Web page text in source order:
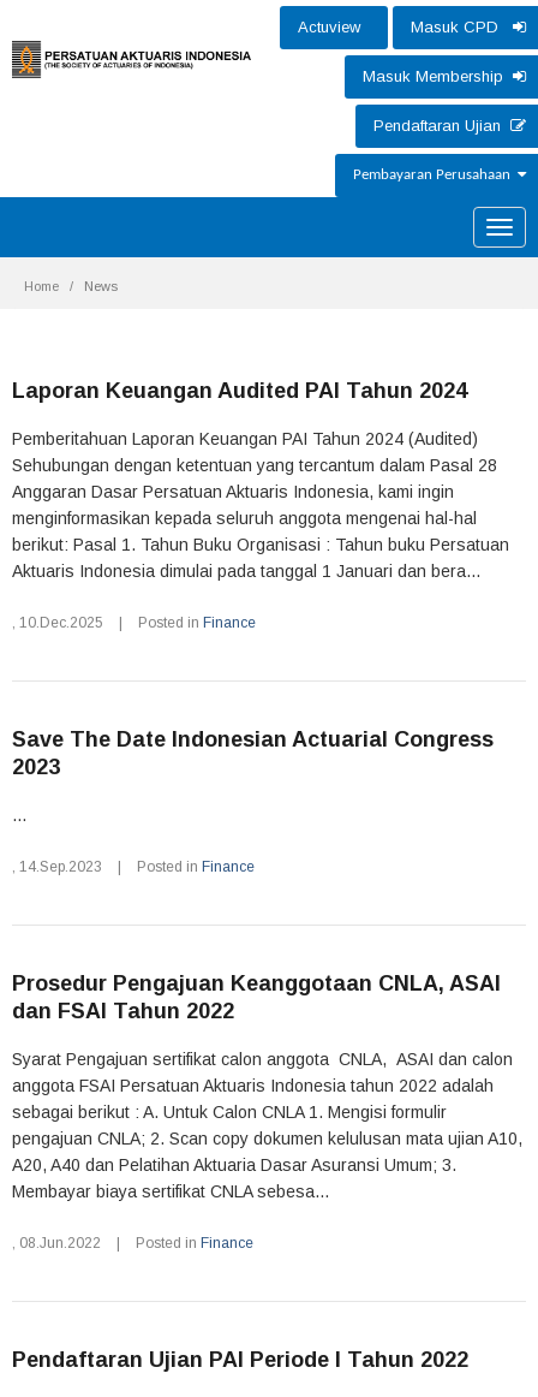
Actuview Masuk CPD
Masuk Membership
Pendaftaran Ujian
Pembayaran Perusahaan
Toggle
Home News
Laporan Keuangan Audited PAI Tahun 2024
Pemberitahuan Laporan Keuangan PAI Tahun 2024 (Audited)
Sehubungan dengan ketentuan yang tercantum dalam Pasal 28
Anggaran Dasar Persatuan Aktuaris Indonesia, kami ingin
menginformasikan kepada seluruh anggota mengenai hal-hal
berikut: Pasal 1. Tahun Buku Organisasi : Tahun buku Persatuan
Aktuaris Indonesia dimulai pada tanggal 1 Januari dan bera...
, 10.Dec.2025 Posted in Finance
Save The Date Indonesian Actuarial Congress
2023
...
, 14.Sep.2023 Posted in Finance
Prosedur Pengajuan Keanggotaan CNLA, ASAI
dan FSAI Tahun 2022
Syarat Pengajuan sertifikat calon anggota CNLA, ASAI dan calon
anggota FSAI Persatuan Aktuaris Indonesia tahun 2022 adalah
sebagai berikut : A. Untuk Calon CNLA 1. Mengisi formulir
pengajuan CNLA; 2. Scan copy dokumen kelulusan mata ujian A10,
A20, A40 dan Pelatihan Aktuaria Dasar Asuransi Umum; 3.
Membayar biaya sertifikat CNLA sebesa...
, 08.Jun.2022 Posted in Finance
Pendaftaran Ujian PAI Periode I Tahun 2022